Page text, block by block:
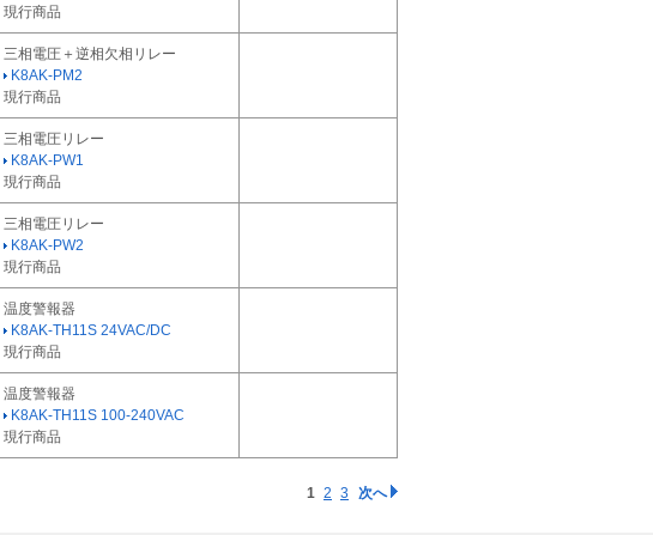
現行商品
三相電圧＋逆相欠相リレー
K8AK-PM2
現行商品
三相電圧リレー
K8AK-PW1
現行商品
三相電圧リレー
K8AK-PW2
現行商品
温度警報器
K8AK-TH11S 24VAC/DC
現行商品
温度警報器
K8AK-TH11S 100-240VAC
現行商品
1 2 3 次へ